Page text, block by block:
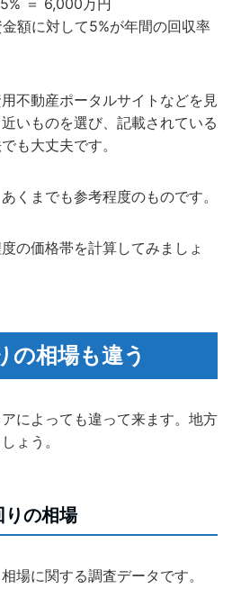
額に対して5%が年間の回収率
不動産ポータルサイトなどを見
いものを選び、記載されている
も大丈夫です。
くまでも参考程度のものです。
の価格帯を計算してみましょ
の相場も違う
によっても違って来ます。地方
ょう。
りの相場
場に関する調査データです。